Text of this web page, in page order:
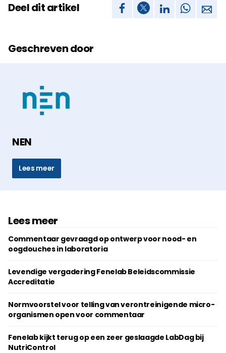
Deel dit artikel
Geschreven door
NEN
Lees meer
Lees meer
Commentaar gevraagd op ontwerp voor nood- en
oogdouches in laboratoria
Levendige vergadering Fenelab Beleidscommissie
Accreditatie
Normvoorstel voor telling van verontreinigende micro-
organismen open voor commentaar
Fenelab kijkt terug op een zeer geslaagde LabDag bij
NutriControl